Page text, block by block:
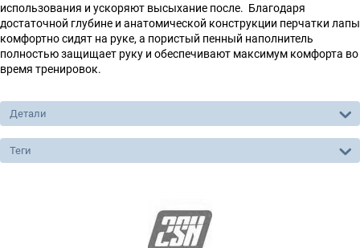
использования и ускоряют высыхание после. Благодаря
достаточной глубине и анатомической конструкции перчатки лапы
комфортно сидят на руке, а пористый пенный наполнитель
полностью защищает руку и обеспечивают максимум комфорта во
время тренировок.
Детали
Теги